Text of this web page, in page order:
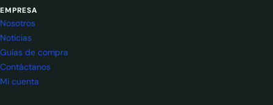
EMPRESA
Nosotros
Noticias
Guías de compra
Contáctanos
Mi cuenta